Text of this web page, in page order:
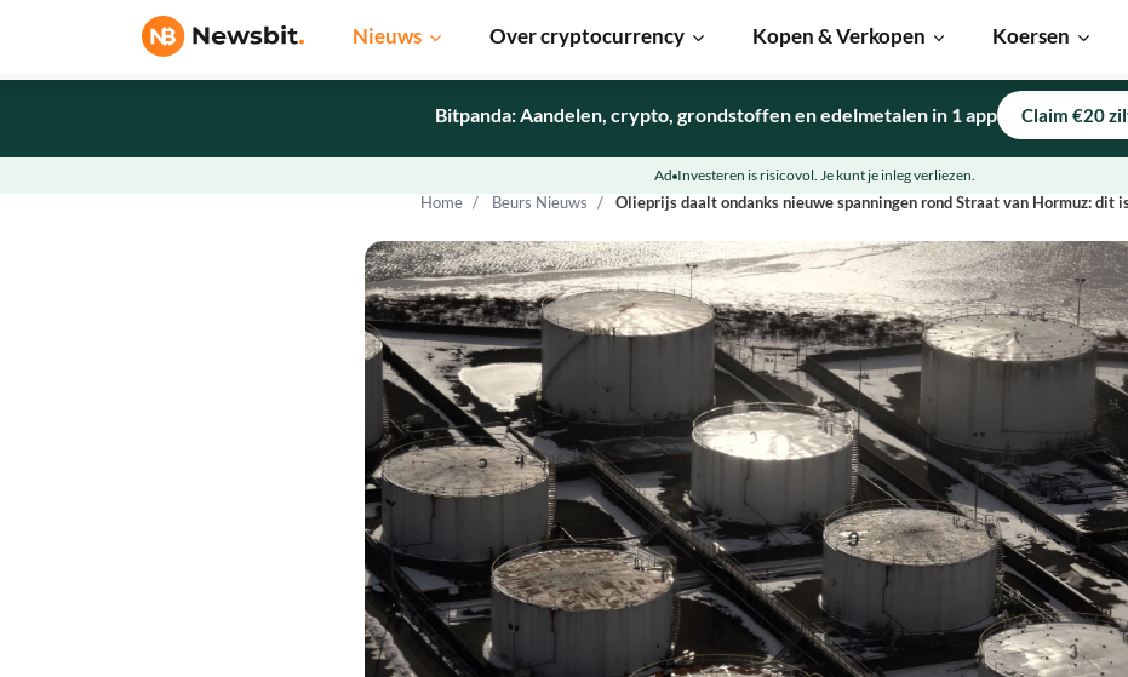
Nieuws Over cryptocurrency Kopen & Verkopen Koersen
Home Beurs Nieuws Olieprijs daalt ondanks nieuwe spanningen rond Straat van Hormuz: dit
Bitpanda: Aandelen, crypto, grondstoffen en edelmetalen in 1 app Claim €20
Ad Investeren is risicovol. Je kunt je inleg verliezen.